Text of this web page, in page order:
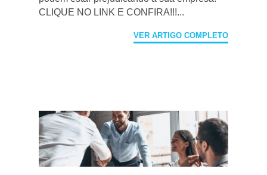
CLIQUE NO LINK E CONFIRA!!!...
VER ARTIGO COMPLETO